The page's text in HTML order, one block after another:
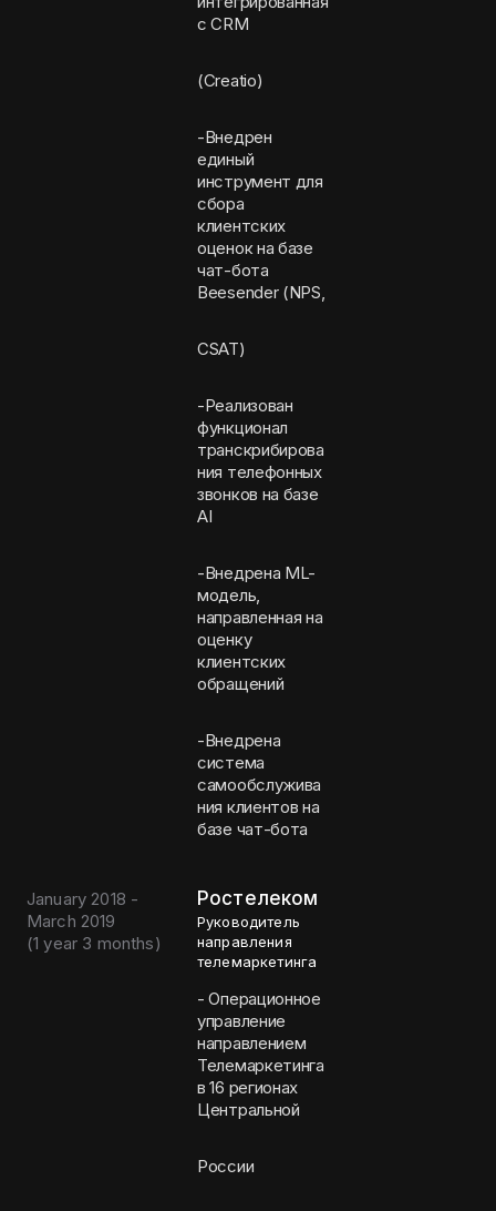
с CRM
(Creatio)
-Внедрен
единый
инструмент для
сбора
клиентских
оценок на базе
чат-бота
Beesender (NPS,
CSAT)
-Реализован
функционал
транскрибирова
ния телефонных
звонков на базе
AI
-Внедрена ML-
модель,
направленная на
оценку
клиентских
обращений
-Внедрена
система
самообслужива
ния клиентов на
базе чат-бота
January 2018 -
March 2019
(1 year 3 months)
Ростелеком
Руководитель
направления
телемаркетинга
- Операционное
управление
направлением
Телемаркетинга
в 16 регионах
Центральной
России